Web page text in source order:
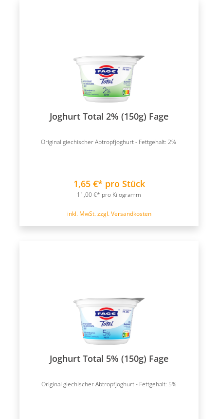
Joghurt Total 2% (150g) Fage
Original giechischer Abtropfjoghurt - Fettgehalt: 2%
1,65 €* pro Stück
11,00 €* pro Kilogramm
inkl. MwSt. zzgl. Versandkosten
Joghurt Total 5% (150g) Fage
Original giechischer Abtropfjoghurt - Fettgehalt: 5%